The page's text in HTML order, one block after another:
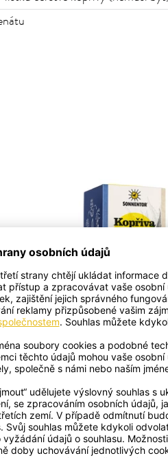
KOPŘIVA–CITRON
PORCOVANÝ
90 Kč
Cena vč. 12 % DPH
PŘIDAT DO KOŠÍKU